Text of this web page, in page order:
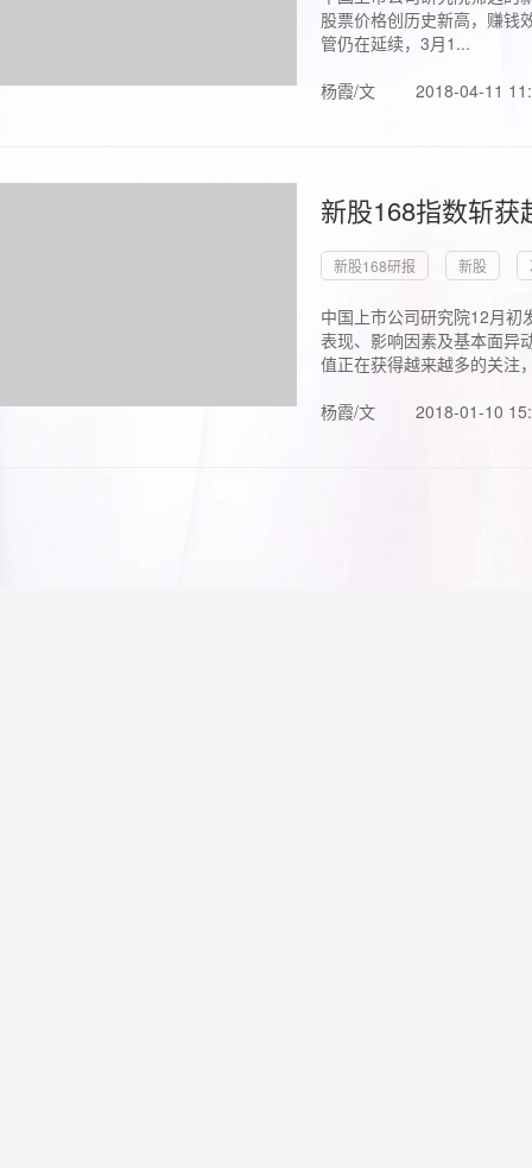
股票价格创历史新高，赚钱
管仍在延续，3月1...
杨霞/文
2018-04-11
新股168指数斩
新股168研报 新股
中国上市公司研究院12月初
表现、影响因素及基本面异
值正在获得越来越多的关注
杨霞/文
2018-01-10